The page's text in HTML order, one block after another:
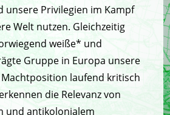
unsere Privilegien im Kampf
Welt nutzen. Gleichzeitig
weiße* und
Gruppe in Europa unsere
laufend kritisch
die Relevanz von
und antikolonialem